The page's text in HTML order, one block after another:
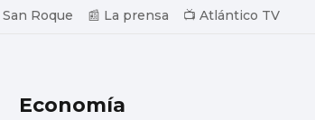
Roque 📰 La prensa 📺 Atlántico TV
Economía